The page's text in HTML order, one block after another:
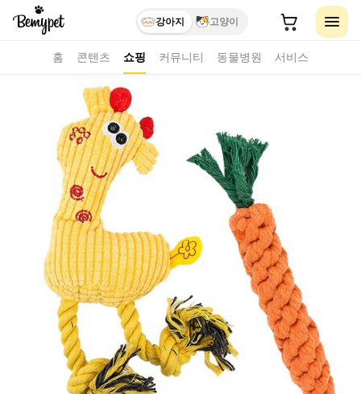
강아지 고양이
홈 콘텐츠 쇼핑 커뮤니티 동물병원 서비스